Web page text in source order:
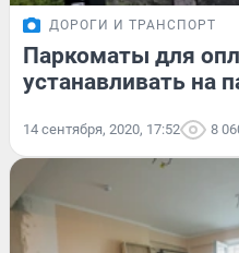
ДОРОГИ И ТРАНСПОРТ
Паркоматы для
устанавливать на
14 сентября, 2020, 17:52 8